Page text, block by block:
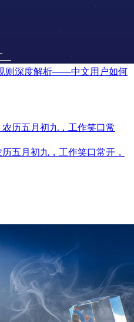
则深度解析——中文用户如何
五月初九，工作笑口常开，